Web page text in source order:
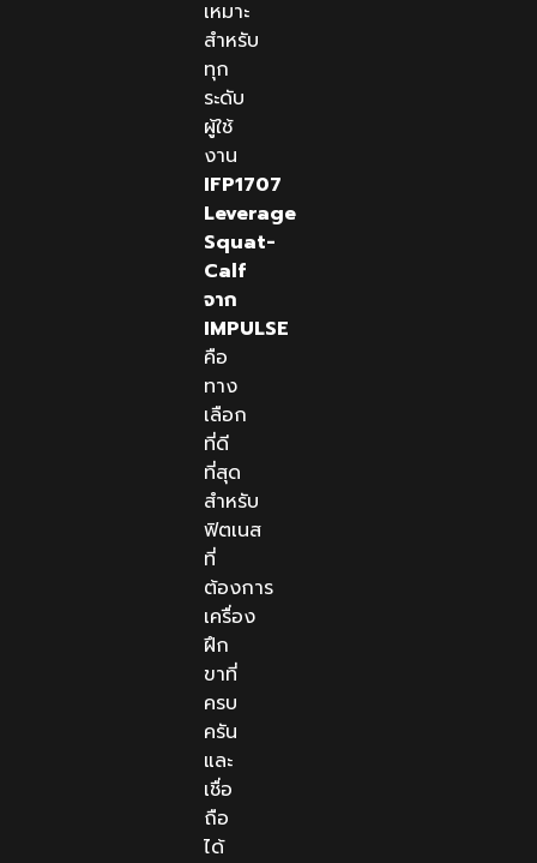
เหมาะ
สำหรับ
ทุก
ระดับ
ผู้ใช้
งาน
IFP1707
Leverage
Squat-
Calf
จาก
IMPULSE
คือ
ทาง
เลือก
ที่ดี
ที่สุด
สำหรับ
ฟิตเนส
ที่
ต้องการ
เครื่อง
ฝึก
ขาที่
ครบ
ครัน
และ
เชื่อ
ถือ
ได้